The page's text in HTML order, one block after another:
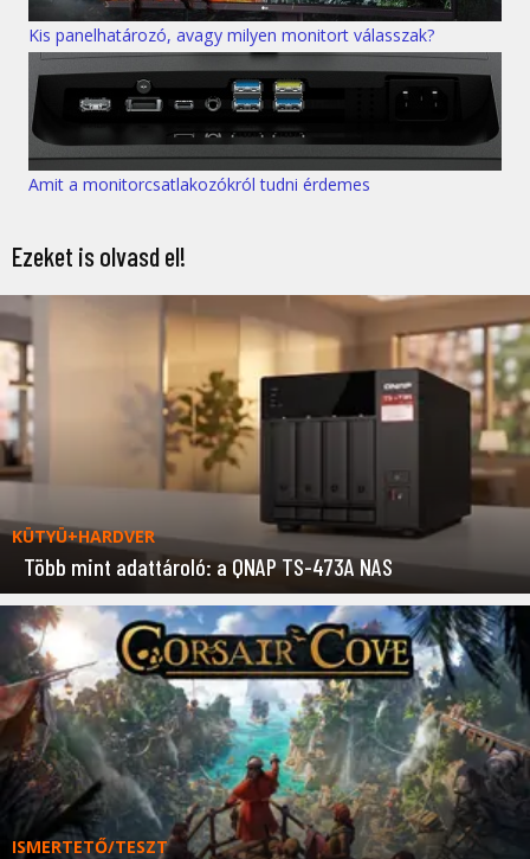
Kis panelhatározó, avagy milyen monitort válasszak?
Amit a monitorcsatlakozókról tudni érdemes
Ezeket is olvasd el!
KÜTYÜ+HARDVER
Több mint adattároló: a QNAP TS-473A NAS
ISMERTETŐ/TESZT